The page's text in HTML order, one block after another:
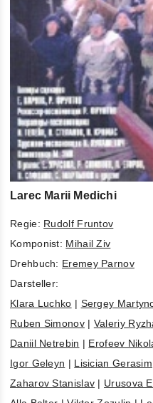
Larec Marii Medichi
Regie: Rudolf Fruntov
Komponist: Mihail Ziv
Drehbuch: Eremey Parnov
Darsteller:
Klara Luchko | Sergey
Ruben Simonov| Valeriy
Daniil Netrebin | Erofeev
Igor Geleyn | Lisician Gerasim
Zaharov Stanislav | Urusova